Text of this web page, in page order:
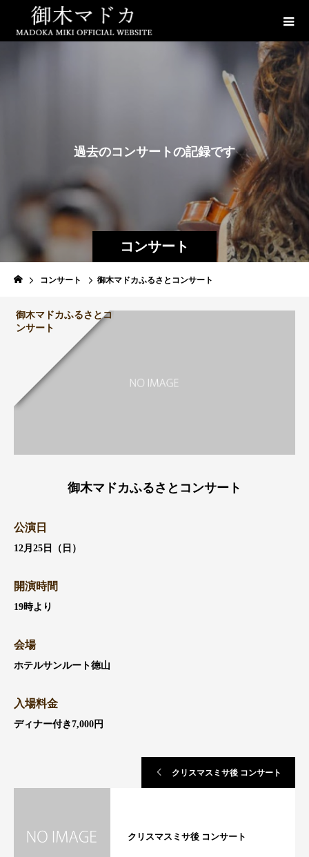
コンサート
過去のコ ンサー トの記録です
コンサート 御木マドカふるさとコンサート
御木マドカふるさとコ
ンサート
御木マドカふるさとコンサート
公演日
12月25日（日）
開演時間
19時より
会場
ホテルサンルート徳山
入場料金
ディナー付き7,000円
クリスマスミサ後 コンサート
クリスマスミサ後 コンサート